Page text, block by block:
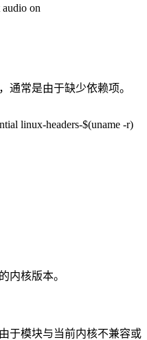
on
通常是由于缺少依赖项。
linux-headers-$(uname -r)
内核版本。
于模块与当前内核不兼容或